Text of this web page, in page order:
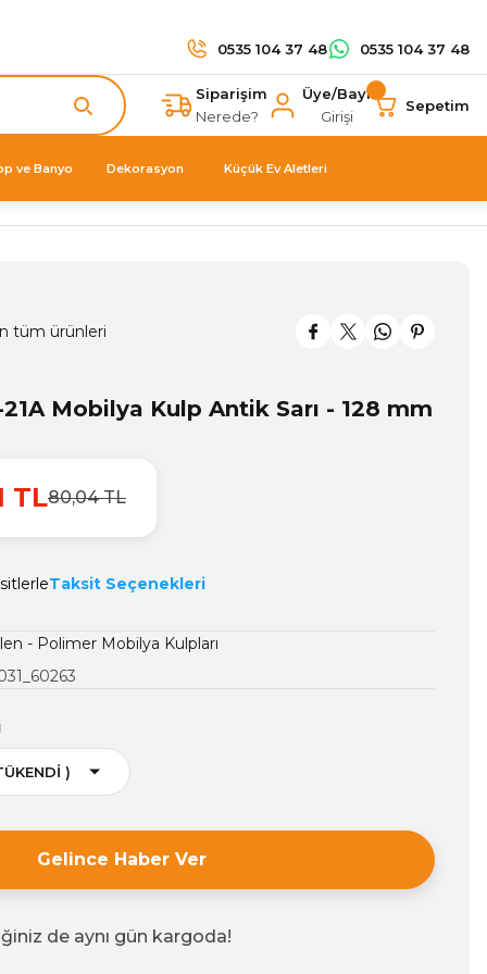
0535 104 37 48 0535 104 37 48
Siparişim
Nerede?
Üye/Bayi
Girişi
Sepetim
ve Banyo Dekorasyon Küçük Ev Aletleri
tüm ürünleri
Mobilya Kulp Antik Sarı - 128 mm
TL80,04 TL
Taksit Seçenekleri
- Polimer Mobilya Kulpları
Gelince Haber Ver
de aynı gün kargoda!